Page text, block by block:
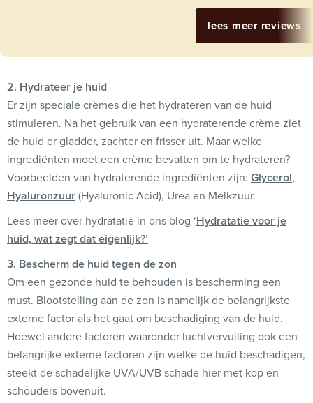
lees meer reviews
2. Hydrateer je huid
Er zijn speciale crèmes die het hydrateren van de huid
stimuleren. Na het gebruik van een hydraterende crème ziet
de huid er gladder, zachter en frisser uit. Maar welke
ingrediënten moet een crème bevatten om te hydrateren?
Voorbeelden van hydraterende ingrediënten zijn: Glycerol,
Hyaluronzuur(Hyaluronic Acid), Urea en Melkzuur.
Lees meer over hydratatie in ons blog ‘Hydratatie voor je
huid, wat zegt dat eigenlijk?’
3. Bescherm de huid tegen de zon
Om een gezonde huid te behouden is bescherming een
must. Blootstelling aan de zon is namelijk de belangrijkste
externe factor als het gaat om beschadiging van de huid.
Hoewel andere factoren waaronder luchtvervuiling ook een
belangrijke externe factoren zijn welke de huid beschadigen,
steekt de schadelijke UVA/UVB schade hier met kop en
schouders bovenuit.